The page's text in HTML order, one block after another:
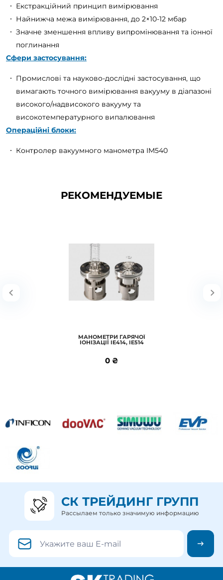
Екстракційний принцип вимірювання
Найнижча межа вимірювання, до 2×10-12 мбар
Значне зменшення впливу випромінювання та іонної
поглинання
Сфери застосування:
Промислові та науково-дослідні застосування, що
вимагають точного вимірювання вакууму в діапазоні
високого/надвисокого вакууму та
високотемпературного випалювання
Операційні блоки:
Контролер вакуумного манометра IM540
РЕКОМЕНДУЕМЫЕ
МАНОМЕТРИ ГАРЯЧОЇ
ІОНІЗАЦІЇ IE414, IE514
0 ₴
МАНОМЕТРИ ГАРЯЧОЇ ІОНІЗАЦІЇ IE414, IE514 Головки пасивних вимірювальних
Подробнее
0 ₴
СК ТРЕЙДИНГ ГРУПП
Рассылаем только значимую информацию